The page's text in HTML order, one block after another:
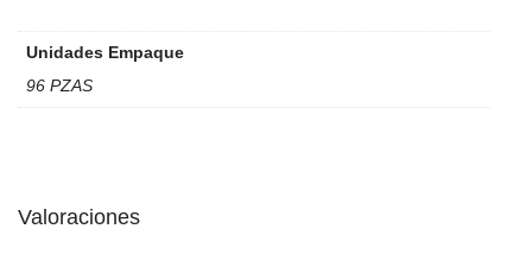
Unidades Empaque
96 PZAS
Valoraciones